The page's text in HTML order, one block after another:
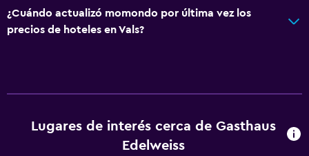
Esquí
Salón de belleza
TV de pantalla plana
¿Cuándo actualizó momondo por última vez los
precios de hoteles en Vals?
Lugares de interés cerca de Gasthaus
Edelweiss